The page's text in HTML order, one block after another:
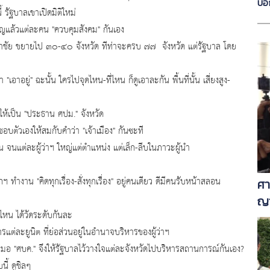
บาลเขาเปิดมิติใหม่
ล้วแต่ละคน "ควบคุมสังคม" กันเอง
ขยายไป ๓๐-๔๐ จังหวัด ทีท่าจะครบ ๗๗ จังหวัด แต่รัฐบาล โดย
อาอยู่" ฉะนั้น ใครไปจุดไหน-ที่ไหน ก็ดูเอาละกัน พื้นที่นั้น เสี่ยงสูง-
ป็น "ประธาน ศปม." จังหวัด
วเองให้สมกับคำว่า "เจ้าเมือง" กันซะที
แต่ละผู้ว่าฯ ใหญ่แต่ตำแหน่ง แต่เล็ก-ลีบในภาวะผู้นำ
งาน "คิดทุกเรื่อง-สั่งทุกเรื่อง" อยู่คนเดียว ดีมีคนรับหน้าสลอน
น ได้วัดระดับกันละ
ละยูนิต ที่ย่อส่วนอยู่ในอำนาจบริหารของผู้ว่าฯ
บค." จึงให้รัฐบาลไว้วางใจแต่ละจังหวัดไปบริหารสถานการณ์กันเอง?
ดูชิลๆ
เ
ศ
ญ